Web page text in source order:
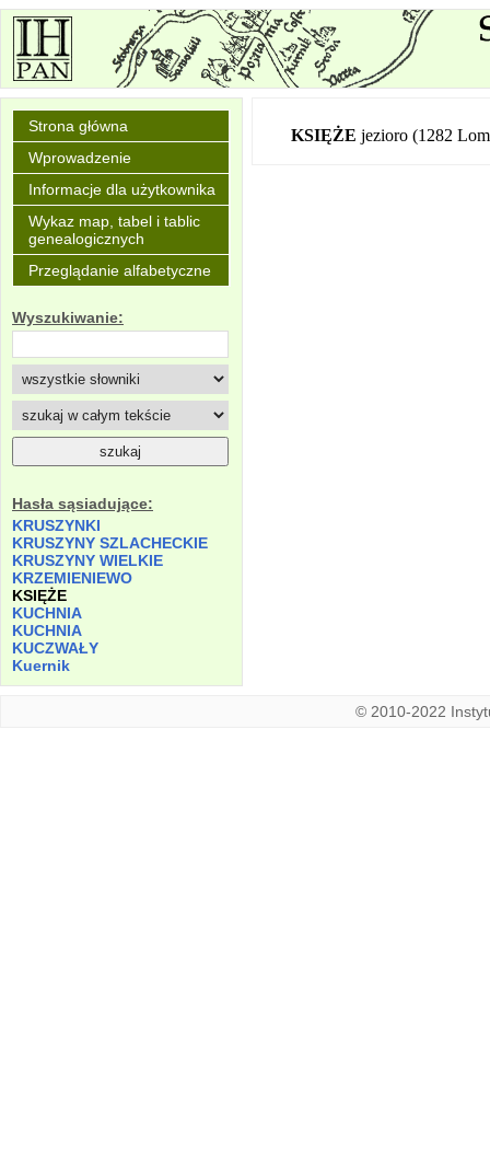
Strona główna
Wprowadzenie
Informacje dla użytkownika
Wykaz map, tabel i tablic
genealogicznych
Przeglądanie alfabetyczne
Wyszukiwanie:
Hasła sąsiadujące:
KRUSZYNKI
KRUSZYNY SZLACHECKIE
KRUSZYNY WIELKIE
KRZEMIENIEWO
KSIĘŻE
KUCHNIA
KUCHNIA
KUCZWAŁY
Kuernik
KSIĘŻE jezioro (1282
© 2010-2022